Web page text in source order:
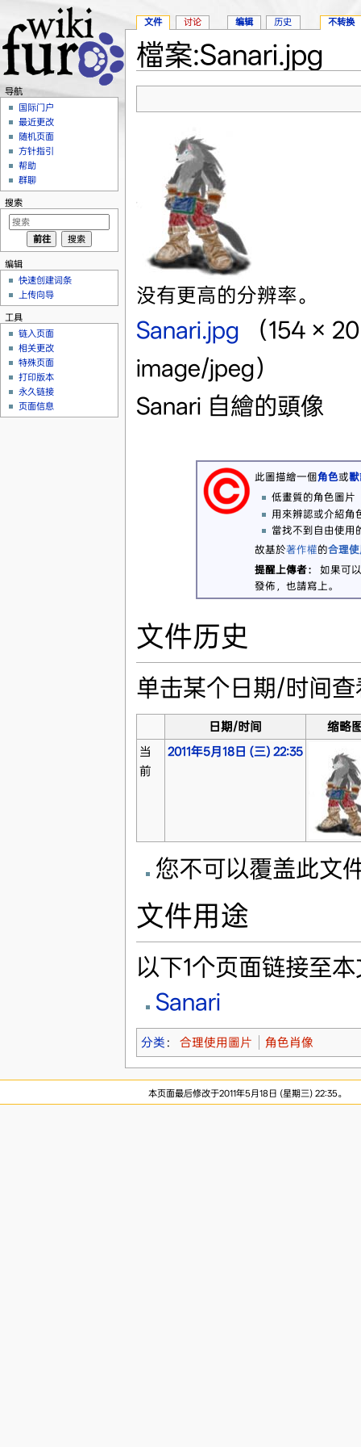
檔案:Sanari.jpg
没有更高的分辨率。
Sanari.jpg
（154 ×
image/jpeg）
Sanari 自繪的頭像
此圖描繪一個角色或
低畫質的角色圖片
用來辨認或介紹角
當找不到自由使用
故基於著作權的合理
提醒上傳者：
如果可
發佈，也請寫上。
文件历史
单击某个日期/时间
日期/时间
缩略
当
前
2011年5月18日 (三) 22:35
您不可以覆盖此文
文件用途
以下1个页面链接至
Sanari
分类 ： 合理使用圖片 角色肖像
文件 讨论 编辑 历史 不转换
导航
国际门户
最近更改
随机页面
方针指引
帮助
群聊
搜索
编辑
快速创建词条
上传向导
工具
链入页面
相关更改
特殊页面
打印版本
永久链接
页面信息
本页面最后修改于2011年5月18日 (星期三) 22:35。